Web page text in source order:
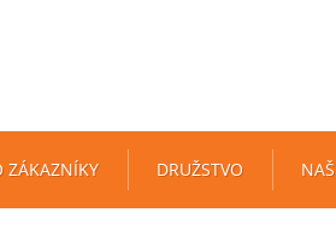
ZÁKAZNÍKY DRUŽSTVO